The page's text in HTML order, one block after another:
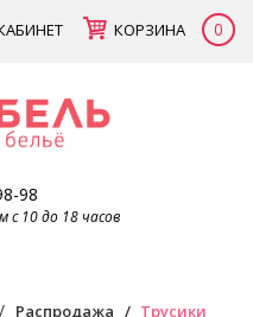
КОРЗИНА 0
98
с 10 до 18 часов
Распродажа Трусики